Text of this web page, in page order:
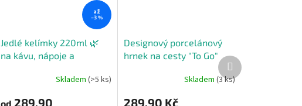
až
–3 %
Jedlé kelímky 220ml 🌿
na kávu, nápoje a
Skladem(>5 ks)
od 289,90
Designový porcelánový
hrnek na cesty "To Go"
Skladem (3 ks)
289,90 Kč
Další
produkt